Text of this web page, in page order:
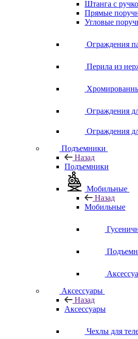
Штанга с
Прямые
Угловые
Ограждения
Перила из
Ограждения
Ограждения
Подъемники
Назад
Подъемники
Мобильные
Назад
Мобильные
Аксессуары
Назад
Аксессуары
Чехлы для